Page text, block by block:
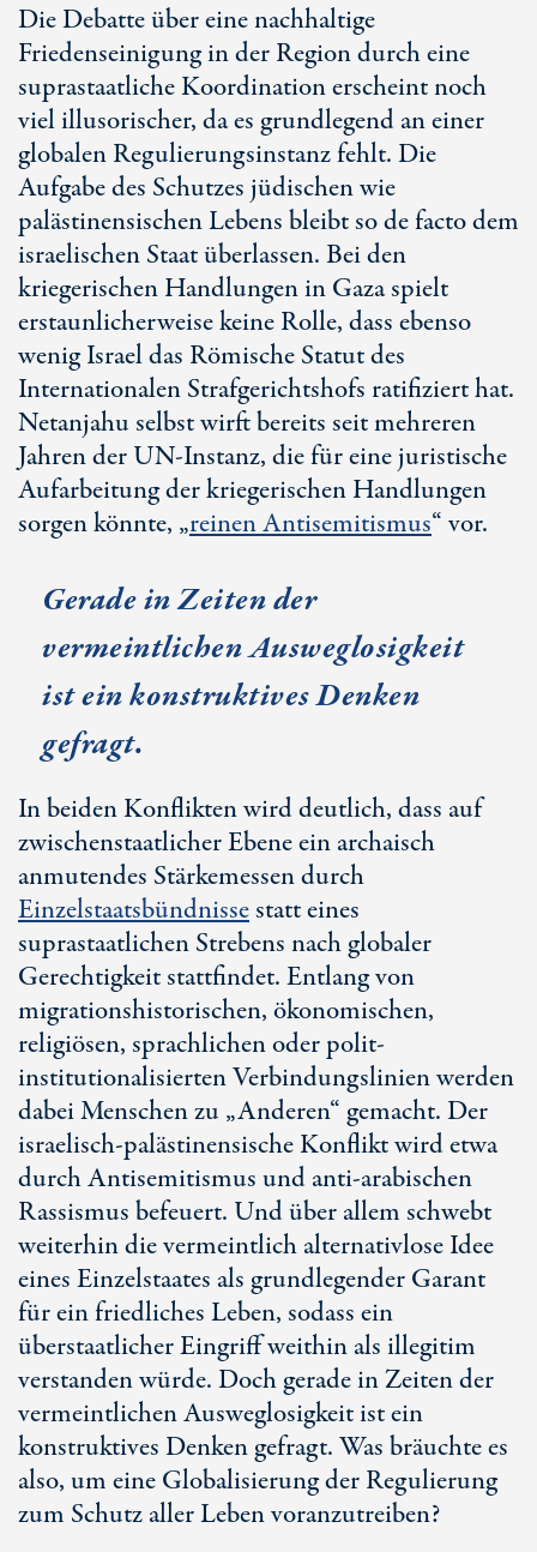
Die Debatte über eine nachhaltige
Friedenseinigung in der Region durch eine
suprastaatliche Koordination erscheint noch
viel illusorischer, da es grundlegend an einer
globalen Regulierungsinstanz fehlt. Die
Aufgabe des Schutzes jüdischen wie
palästinensischen Lebens bleibt sode factodem
israelischen Staat überlassen. Bei den
kriegerischen Handlungen in Gaza spielt
erstaunlicherweise keine Rolle, dass ebenso
wenig Israel das Römische Statut des
Internationalen Strafgerichtshofs ratifiziert hat.
Netanjahu selbst wirft bereits seit mehreren
Jahren derUN-Instanz, die für eine juristische
Aufarbeitung der kriegerischen Handlungen
sorgen könnte, „reinen Antisemitismus“ vor.
Gerade in Zeiten der
vermeintlichen Ausweglosigkeit
ist ein konstruktives Denken
gefragt.
In beiden Konflikten wird deutlich, dass auf
zwischenstaatlicher Ebene ein archaisch
anmutendes Stärkemessen durch
Einzelstaatsbündnissestatt eines
suprastaatlichen Strebens nach globaler
Gerechtigkeit stattfindet. Entlang von
migrationshistorischen, ökonomischen,
religiösen, sprachlichen oder polit-
institutionalisierten Verbindungslinien werden
dabei Menschen zu „Anderen“ gemacht. Der
israelisch-palästinensische Konflikt wird etwa
durch Antisemitismus undanti-arabischen
Rassismus befeuert. Und über allem schwebt
weiterhin die vermeintlich alternativlose Idee
eines Einzelstaates als grundlegender Garant
für ein friedliches Leben, sodass ein
überstaatlicher Eingriff weithin als illegitim
verstanden würde. Doch gerade in Zeiten der
vermeintlichen Ausweglosigkeit ist ein
konstruktives Denken gefragt. Was bräuchte es
also, um eine Globalisierung der Regulierung
zum Schutz aller Leben voranzutreiben?